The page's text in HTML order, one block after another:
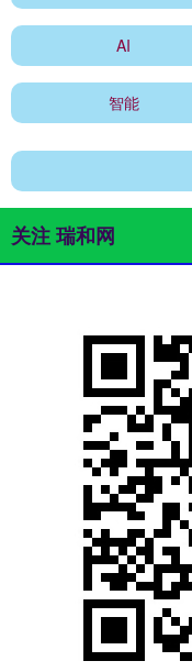
AI
智能
关注 瑞和网